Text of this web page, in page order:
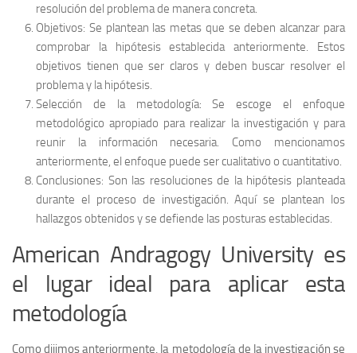
resolución del problema de manera concreta.
Objetivos: Se plantean las metas que se deben alcanzar para
comprobar la hipótesis establecida anteriormente. Estos
objetivos tienen que ser claros y deben buscar resolver el
problema y la hipótesis.
Selección de la metodología: Se escoge el enfoque
metodológico apropiado para realizar la investigación y para
reunir la información necesaria. Como mencionamos
anteriormente, el enfoque puede ser cualitativo o cuantitativo.
Conclusiones: Son las resoluciones de la hipótesis planteada
durante el proceso de investigación. Aquí se plantean los
hallazgos obtenidos y se defiende las posturas establecidas.
American Andragogy University es
el lugar ideal para aplicar esta
metodología
Como dijimos anteriormente, la metodología de la investigación se